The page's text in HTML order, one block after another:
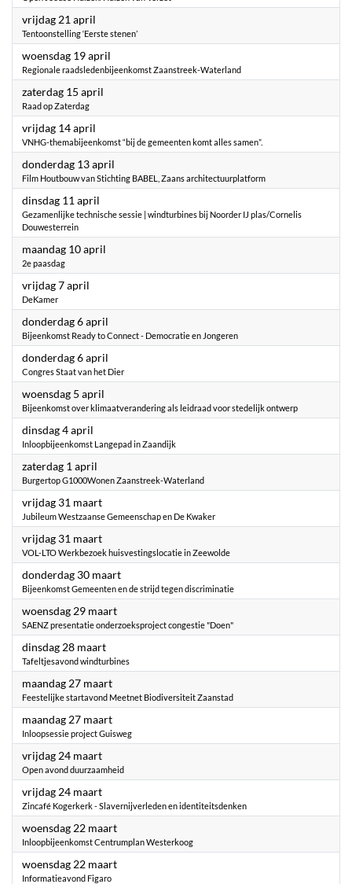
vrijdag 21 april
Tentoonstelling ‘Eerste stenen’
woensdag 19 april
Regionale raadsledenbijeenkomst Zaanstreek-Waterland
zaterdag 15 april
Raad op Zaterdag
vrijdag 14 april
VNHG-themabijeenkomst “bij de gemeenten komt alles samen”.
donderdag 13 april
Film Houtbouw van Stichting BABEL, Zaans architectuurplatform
dinsdag 11 april
Gezamenlijke technische sessie | windturbines bij Noorder IJ plas/Cornelis
Douwesterrein
maandag 10 april
2e paasdag
vrijdag 7 april
DeKamer
donderdag 6 april
Bijeenkomst Ready to Connect - Democratie en Jongeren
donderdag 6 april
Congres Staat van het Dier
woensdag 5 april
Bijeenkomst over klimaatverandering als leidraad voor stedelijk ontwerp
dinsdag 4 april
Inloopbijeenkomst Langepad in Zaandijk
zaterdag 1 april
Burgertop G1000Wonen Zaanstreek-Waterland
vrijdag 31 maart2023
Jubileum Westzaanse Gemeenschap en De Kwaker
vrijdag 31 maart2023
VOL-LTO Werkbezoek huisvestingslocatie in Zeewolde
donderdag 30 maart2023
Bijeenkomst Gemeenten en de strijd tegen discriminatie
woensdag 29 maart2023
SAENZ presentatie onderzoeksproject congestie "Doen"
dinsdag 28 maart2023
Tafeltjesavond windturbines
maandag 27 maart2023
Feestelijke startavond Meetnet Biodiversiteit Zaanstad
maandag 27 maart2023
Inloopsessie project Guisweg
vrijdag 24 maart2023
Open avond duurzaamheid
vrijdag 24 maart2023
Zincafé Kogerkerk - Slavernijverleden en identiteitsdenken
woensdag 22 maart2023
Inloopbijeenkomst Centrumplan Westerkoog
woensdag 22 maart2023
Informatieavond Figaro